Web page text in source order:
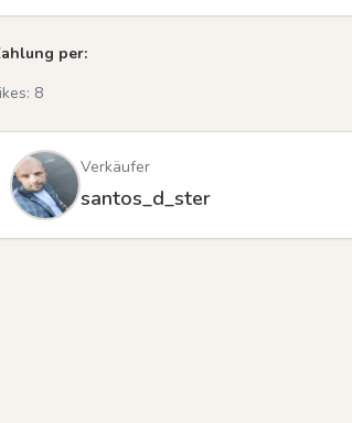
per:
8
Verkäufer
santos_d_ster